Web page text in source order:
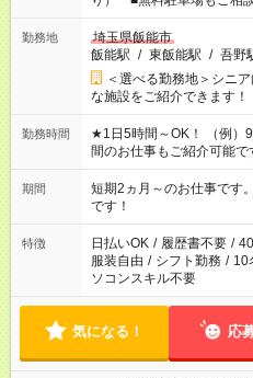
勤務地
埼玉県飯能市
飯能駅 / 東飯能駅 / 吾野
＜選べる勤務地＞シニ
な施設をご紹介できます！
勤務時間
★1日5時間～OK！ （例）
間のお仕事もご紹介可能
家庭の都合でお休みが必
※週最低15時間以上の勤務
期間
短期2ヵ月～のお仕事で
です！
特徴 日払いOK / 履歴書不要 /
服装自由 / シフト勤務 / 10
ソコンスキル不要
気になる！ 応